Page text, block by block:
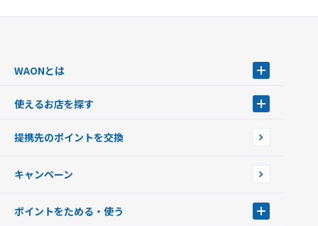
WAONとは
WAONを申込む
インターネット上でのお買い物について（ネット決済）
使えるお店を探す
店舗検索
イオン銀行ATM設置場所
提携先のポイントを交換
キャンペーン
ポイントをためる・使う